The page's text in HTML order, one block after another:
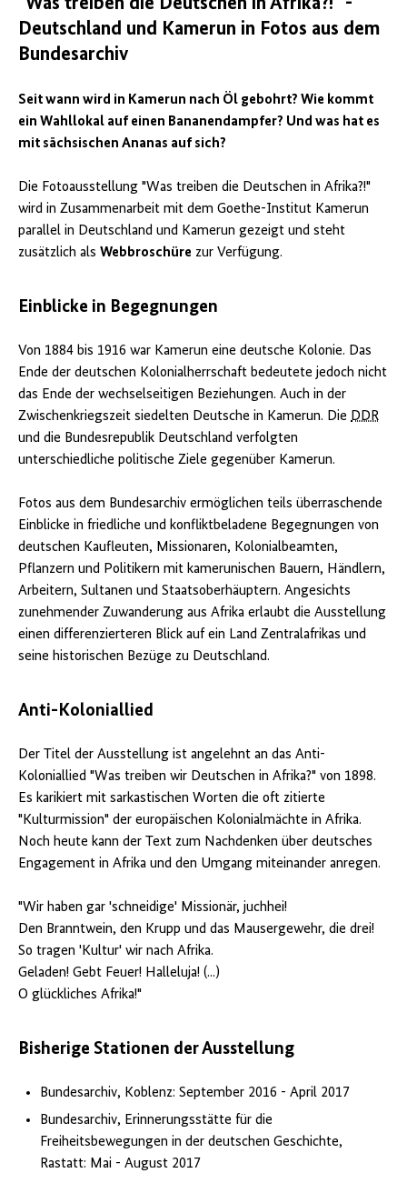
Gouverneur
Kamerun,
Vertreter
Haussa-
Bevölkerung
Jaunde,
1913
Quelle:
BArch,
K0002
Walther
Deutschland und Kamerun in Fotos aus dem
Bundesarchiv
Seit wann wird in Kamerun nach Öl gebohrt? Wie kommt
ein Wahllokal auf einen Bananendampfer? Und was hat es
mit sächsischen Ananas auf sich?
Die Fotoausstellung "Was treiben die Deutschen in Afrika?!"
wird in Zusammenarbeit mit dem Goethe-Institut Kamerun
parallel in Deutschland und Kamerun gezeigt und steht
zusätzlich als Webbroschüre zur Verfügung.
Einblicke in Begegnungen
Von 1884 bis 1916 war Kamerun eine deutsche Kolonie. Das
Ende der deutschen Kolonialherrschaft bedeutete jedoch nicht
das Ende der wechselseitigen Beziehungen. Auch in der
Zwischenkriegszeit siedelten Deutsche in Kamerun. Die DDR
und die Bundesrepublik Deutschland verfolgten
unterschiedliche politische Ziele gegenüber Kamerun.
Fotos aus dem Bundesarchiv ermöglichen teils überraschende
Einblicke in friedliche und konfliktbeladene Begegnungen von
deutschen Kaufleuten, Missionaren, Kolonialbeamten,
Pflanzern und Politikern mit kamerunischen Bauern, Händlern,
Arbeitern, Sultanen und Staatsoberhäuptern. Angesichts
zunehmender Zuwanderung aus Afrika erlaubt die Ausstellung
einen differenzierteren Blick auf ein Land Zentralafrikas und
seine historischen Bezüge zu Deutschland.
Anti-Koloniallied
Der Titel der Ausstellung ist angelehnt an das Anti-
Koloniallied "Was treiben wir Deutschen in Afrika?" von 1898.
Es karikiert mit sarkastischen Worten die oft zitierte
"Kulturmission" der europäischen Kolonialmächte in Afrika.
Noch heute kann der Text zum Nachdenken über deutsches
Engagement in Afrika und den Umgang miteinander anregen.
"Wir haben gar 'schneidige' Missionär, juchhei!
Den Branntwein, den Krupp und das Mausergewehr, die drei!
So tragen 'Kultur' wir nach Afrika.
Geladen! Gebt Feuer! Halleluja! (...)
O glückliches Afrika!"
Bisherige Stationen der Ausstellung
Bundesarchiv, Koblenz: September 2016 - April 2017
Bundesarchiv, Erinnerungsstätte für die
Freiheitsbewegungen in der deutschen Geschichte,
Rastatt: Mai - August 2017